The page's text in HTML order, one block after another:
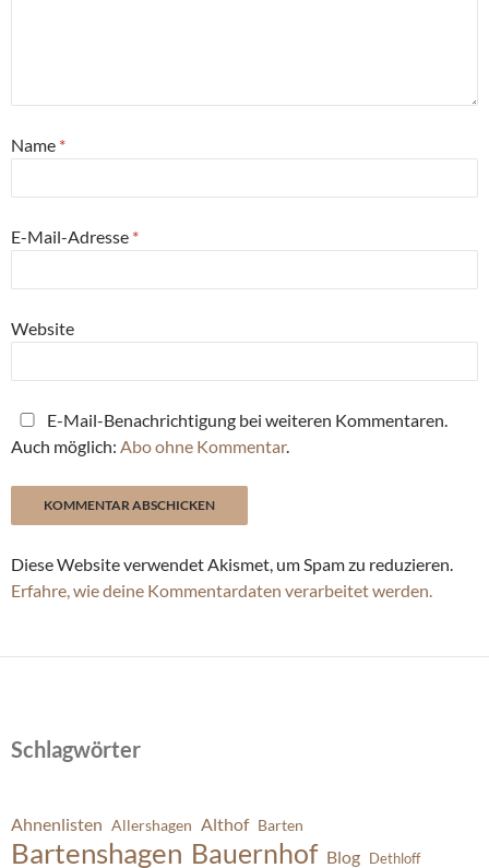
Name *
E-Mail-Adresse *
Website
E-Mail-Benachrichtigung bei weiteren Kommentaren.
Auch möglich: Abo ohne Kommentar.
Diese Website verwendet Akismet, um Spam zu reduzieren.
Erfahre, wie deine Kommentardaten verarbeitet werden.
Schlagwörter
Ahnenlisten Allershagen Althof Barten
Bartenshagen Bauernhof Blog Dethloff